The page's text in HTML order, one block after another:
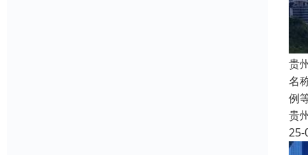
贵
名
例
贵
25-